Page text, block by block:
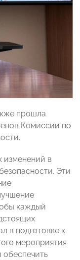
прошла
Комиссии по
изменений в
Эти
каждый
в подготовке к
мероприятия
обеспечить